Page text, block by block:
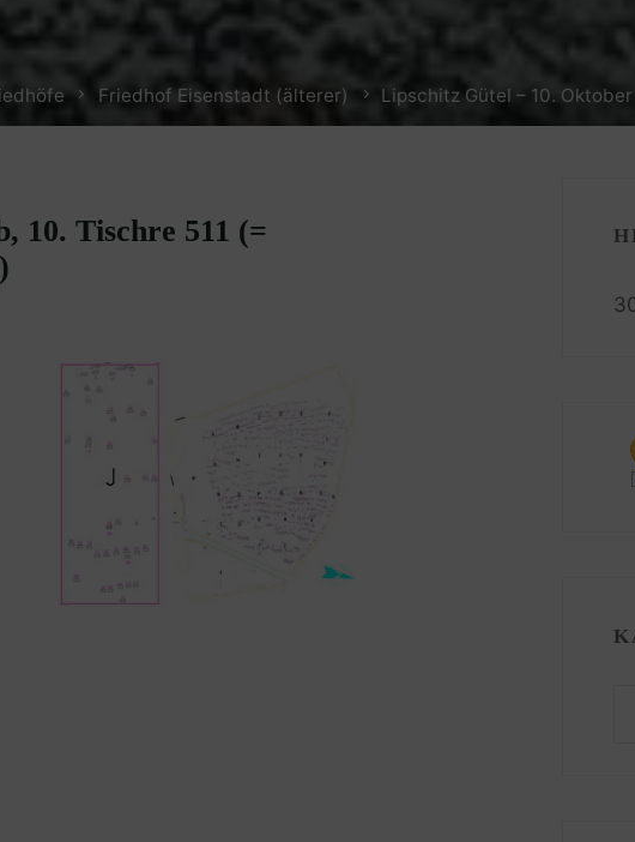
Friedhof Eisenstadt (älterer) Lipschitz Gütel – 10. Oktober
10. Tischre 511 (=